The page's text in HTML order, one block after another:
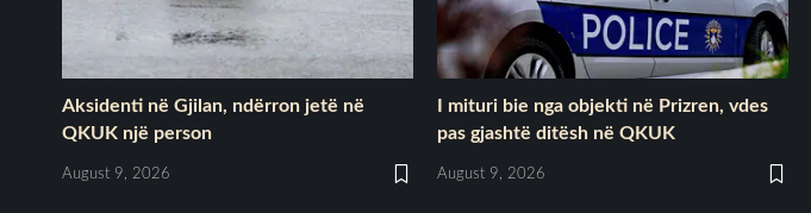
Aksidenti në Gjilan, ndërron jetë në
QKUK një person
August 9, 2026
I mituri bie nga objekti në Prizren, vdes
pas gjashtë ditësh në QKUK
August 9, 2026